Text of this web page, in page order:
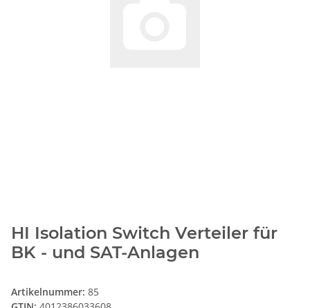
HI Isolation Switch Verteiler für
BK - und SAT-Anlagen
Artikelnummer: 85